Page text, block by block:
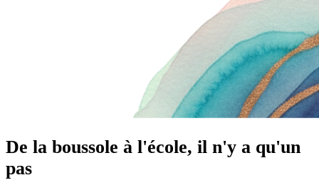
De la boussole à l'école, il n'y a qu'un
pas